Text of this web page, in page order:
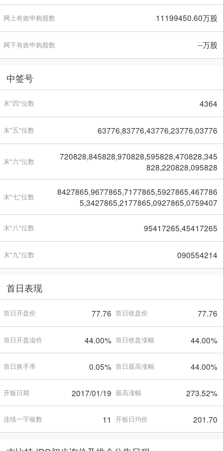
网上有效申购股数 11199450.60万股
网下有效申购股数 --万股
中签号
末"四"位数 4364
末"五"位数 63776,83776,43776,23776,03776
末"六"位数
720828,845828,970828,595828,470828,345
828,220828,095828
末"七"位数
8427865,9677865,7177865,5927865,467786
5,3427865,2177865,0927865,0759407
末"八"位数 95417265,45417265
末"九"位数 090554214
首日表现
首日开盘价 77.76 首日收盘价 77.76
首日开盘溢价 44.00% 首日收盘涨幅 44.00%
首日换手率 0.05% 首日最高涨幅 44.00%
开板日期 2017/01/19 最高涨幅 273.52%
连续一字板数 11 开板日均价 201.70